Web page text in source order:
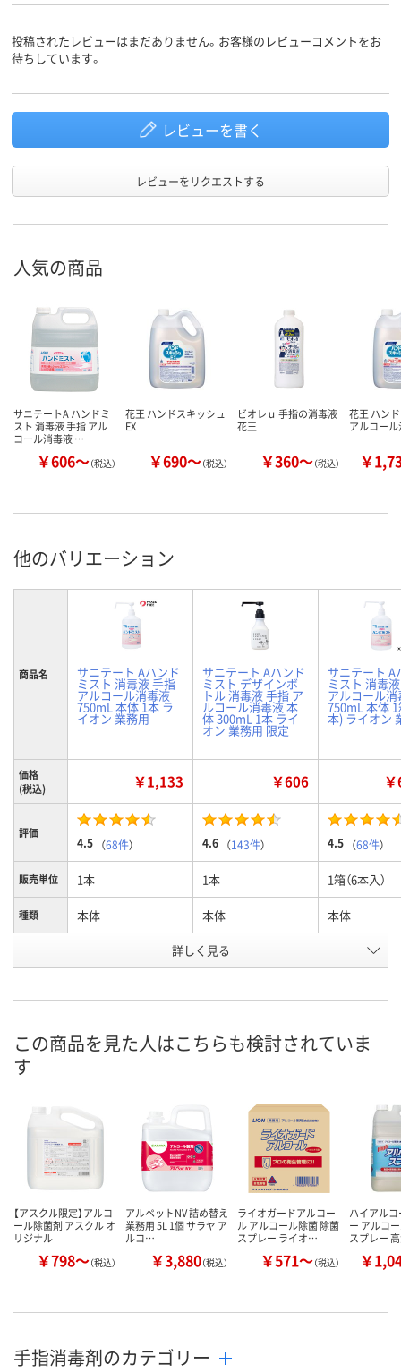
投稿されたレビューはまだありません。お客様のレビューコメントをお
待ちしています。
レビューを書く
レビューをリクエストする
人気の商品
サニテートA ハンドミ
スト 消毒液 手指 アル
コール消毒液 …
￥606～（税込）
花王 ハンドスキッシュ
EX
￥690～（税込）
ビオレｕ 手指の消毒液
花王
￥360～（税込）
花王 ハン
アルコー
￥
他のバリエーション
商品名 サニテート Aハンド
ミスト 消毒液 手指
アルコール消毒液
750mL 本体 1本 ラ
イオン 業務用
サニテート Aハンド
ミスト デザインボ
トル 消毒液 手指 ア
ルコール消毒液 本
体 300mL 1本 ライ
オン 業務用 限定
サニテート A
ミスト 消毒
アルコール消
750mL 本体
本) ライオン
価格
(税込)
￥1,133 ￥606
評価
4.5 （68件） 4.6 （143件） 4.5 （68件）
販売単位 1本 1本 1箱（6本入）
種類 本体 本体 本体
5155615
8月11日（火）
カゴへ カゴへ カ
詳しく見る
この商品を見た人はこちらも検討されていま
す
【アスクル限定】アルコ
ール除菌剤 アスクル オ
リジナル
￥798～（税込）
アルペットNV 詰め替え
業務用 5L 1個 サラヤ ア
ルコ…
￥3,880（税込）
ライオガードアルコー
ル アルコール除菌 除菌
スプレー ライオ…
￥571～（税込）
ハイアル
ー アルコ
スプレー
￥
手指消毒剤のカテゴリー